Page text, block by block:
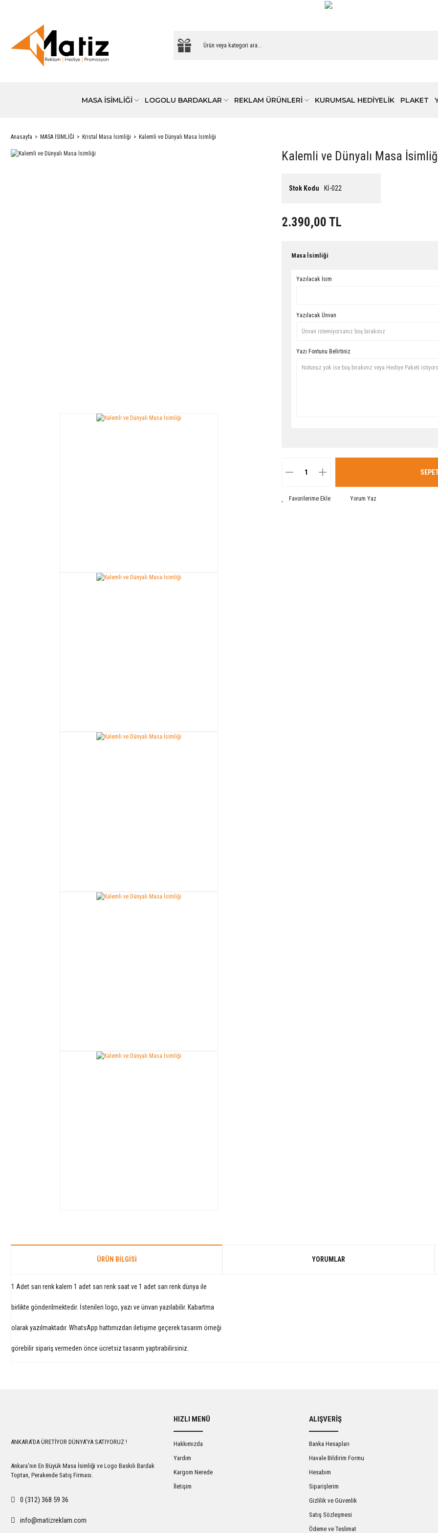
MASA İSİMLİĞİ LOGOLU BARDAKLAR REKLAM ÜRÜNLERİ KURUMSAL HEDİYELİK PLAKET
Anasayfa MASA İSİMLİĞİ Kristal Masa İsimliği Kalemli ve Dünyalı Masa İsimliği
Kalemli ve Dünyalı Masa
Stok Kodu Kİ-022
2.390,00 TL
Masa İsimliği
Yazılacak İsim
Yazılacak Ünvan
Yazı Fontunu Belirtiniz
Yorum Yaz
ÜRÜN BILGISI YORUMLAR
1 Adet sarı renk kalem 1 adet sarı renk saat ve 1 adet sarı renk dünya ile
birlikte gönderilmektedir. İstenilen logo, yazı ve ünvan yazılabilir. Kabartma
olarak yazılmaktadır. WhatsApp hattımızdan iletişime geçerek tasarım örneği
görebilir sipariş vermeden önce ücretsiz tasarım yaptırabilirsiniz.
Yorum Yaz
ANKARA'DA ÜRETİYOR DÜNYA'YA SATIYORUZ !
Ankara'nın En Büyük Masa İsimliği ve Logo Baskılı Bardak
Toptan, Perakende Satış Firması.
0 (312) 368 59 36
info@matizreklam.com
HIZLI MENÜ
Hakkımızda
Yardım
Kargom Nerede
İletişim
ALIŞVERİŞ
Banka Hesapları
Havale Bildirim Formu
Hesabım
Siparişlerim
Gizlilik ve Güvenlik
Satış Sözleşmesi
Ödeme ve Teslimat